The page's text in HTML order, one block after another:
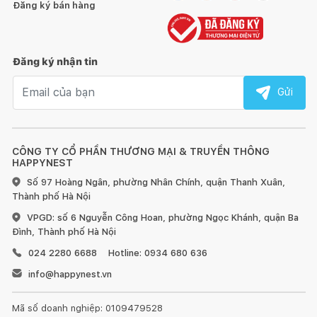
HƯỚNG DẪN SỬ DỤNG, BẢO QUẢN:
gỗ, hãy dùng miếng lót bên dưới.
Sử dụng vải khô để làm sạch bề mặt gỗ ngay khi bị bẩn.
Đối với đồ nội thất làm từ gỗ, chúng tôi khuyến nghị nên
dùng sáp và xi bóng gỗ để chà sạch và làm mới ít nhất 6 tháng
một lần.
Đồ nội thất bằng gỗ sẽ có sự khác nhau về vân gỗ hoặc
những tì vết tự nhiên mà không làm ảnh hưởng đến chất lượng
và tính thẩm mỹ của sản phẩm.
CÔNG TY CỔ PHẦN THƯƠNG MẠI & TRUYỀN THÔNG
HAPPYNEST
Số 97 Hoàng Ngân, phường Nhân Chính, quận Thanh Xuân,
Thành phố Hà Nội
VPGD: số 6 Nguyễn Công Hoan, phường Ngọc Khánh, quận Ba
Đình, Thành phố Hà Nội
024 2280 6688
Hotline: 0934 680 636
info@happynest.vn
Mã số doanh nghiệp: 0109479528
Đăng ký bán hàng
Đăng ký nhận tin
Gửi